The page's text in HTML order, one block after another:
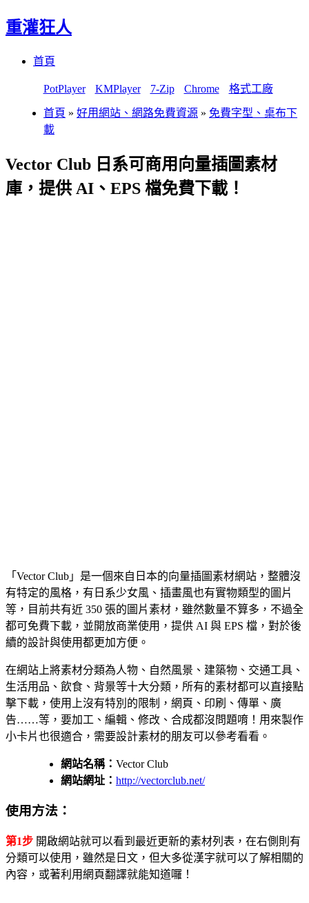
重灌狂人
首頁
PotPlayer KMPlayer 7-Zip Chrome 格式工廠
首頁 » 好用網站、網路免費資源 » 免費字型、桌布下
載
Vector Club 日系可商用向量插圖素材
庫，提供 AI、EPS 檔免費下載！
「Vector Club」是一個來自日本的向量插圖素材網站，整體沒
有特定的風格，有日系少女風、插畫風也有實物類型的圖片
等，目前共有近 350 張的圖片素材，雖然數量不算多，不過全
都可免費下載，並開放商業使用，提供 AI 與 EPS 檔，對於後
續的設計與使用都更加方便。
在網站上將素材分類為人物、自然風景、建築物、交通工具、
生活用品、飲食、背景等十大分類，所有的素材都可以直接點
擊下載，使用上沒有特別的限制，網頁、印刷、傳單、廣
告……等，要加工、編輯、修改、合成都沒問題唷！用來製作
小卡片也很適合，需要設計素材的朋友可以參考看看。
網站名稱： Vector Club
網站網址： http://vectorclub.net/
使用方法：
第1步 開啟網站就可以看到最近更新的素材列表，在右側則有
分類可以使用，雖然是日文，但大多從漢字就可以了解相關的
內容，或著利用網頁翻譯就能知道囉！